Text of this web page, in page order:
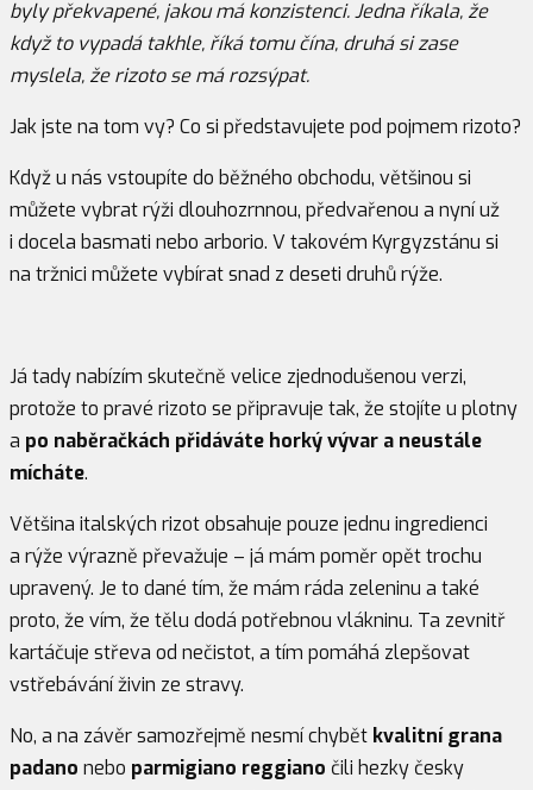
byly překvapené, jakou má konzistenci. Jedna říkala, že
když to vypadá takhle, říká tomu čína, druhá si zase
myslela, že rizoto se má rozsýpat.
Jak jste na tom vy? Co si představujete pod pojmem rizoto?
Když u nás vstoupíte do běžného obchodu, většinou si
můžete vybrat rýži dlouhozrnnou, předvařenou a nyní už
i docela basmati nebo arborio. V takovém Kyrgyzstánu si
na tržnici můžete vybírat snad z deseti druhů rýže.
Já tady nabízím skutečně velice zjednodušenou verzi,
protože to pravé rizoto se připravuje tak, že stojíte u plotny
a po naběračkách přidáváte horký vývar a neustále
mícháte.
Většina italských rizot obsahuje pouze jednu ingredienci
a rýže výrazně převažuje – já mám poměr opět trochu
upravený. Je to dané tím, že mám ráda zeleninu a také
proto, že vím, že tělu dodá potřebnou vlákninu. Ta zevnitř
kartáčuje střeva od nečistot, a tím pomáhá zlepšovat
vstřebávání živin ze stravy.
No, a na závěr samozřejmě nesmí chybět kvalitní grana
padano nebo parmigiano reggiano čili hezky česky